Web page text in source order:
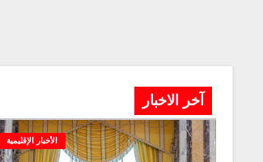
آخر الاخبار
الأخبار الإقليمية